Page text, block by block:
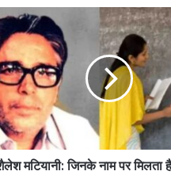
मटियानी: जिनके नाम पर मिलता